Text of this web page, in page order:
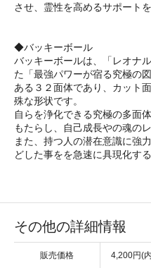
させ、霊性を高めるサポートを
◆バッキーボール
バッキーボールは、「レオナ
た「最強パワーが宿る究極の
ある３２面体であり、カット
殊な形状です。
自らを浄化できる究極の多面
もたらし、自己成長やの魂の
また、持つ人の潜在意識に強
どした事をを急速に具現化す
その他の詳細情報
販売価格 4,200円(